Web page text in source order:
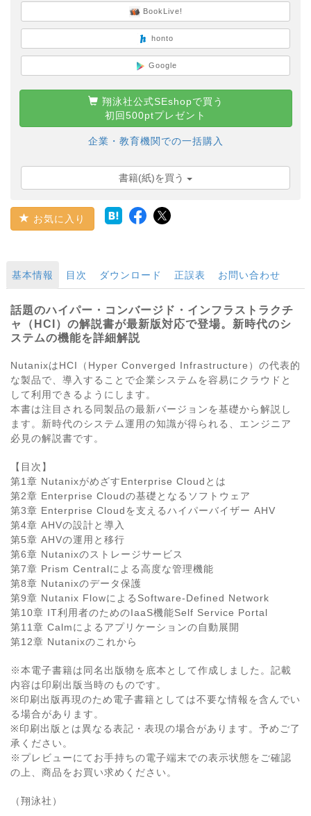
BookLive!
honto
Google
翔泳社公式SEshopで買う
初回500ptプレゼント
企業・教育機関での一括購入
書籍(紙)を買う
お気に入り
基本情報 目次 ダウンロード 正誤表 お問い合わせ
話題のハイパー・コンバージド・インフラストラクチ
ャ（HCI）の解説書が最新版対応で登場。新時代のシ
ステムの機能を詳細解説
NutanixはHCI（Hyper Converged Infrastructure）の代表的
な製品で、導入することで企業システムを容易にクラウドと
して利用できるようにします。
本書は注目される同製品の最新バージョンを基礎から解説し
ます。新時代のシステム運用の知識が得られる、エンジニア
必見の解説書です。
【目次】
第1章 NutanixがめざすEnterprise Cloudとは
第2章 Enterprise Cloudの基礎となるソフトウェア
第3章 Enterprise Cloudを支えるハイパーバイザー AHV
第4章 AHVの設計と導入
第5章 AHVの運用と移行
第6章 Nutanixのストレージサービス
第7章 Prism Centralによる高度な管理機能
第8章 Nutanixのデータ保護
第9章 Nutanix FlowによるSoftware-Defined Network
第10章 IT利用者のためのIaaS機能Self Service Portal
第11章 Calmによるアプリケーションの自動展開
第12章 Nutanixのこれから
※本電子書籍は同名出版物を底本として作成しました。記載
内容は印刷出版当時のものです。
※印刷出版再現のため電子書籍としては不要な情報を含んでい
る場合があります。
※印刷出版とは異なる表記・表現の場合があります。予めご了
承ください。
※プレビューにてお手持ちの電子端末での表示状態をご確認
の上、商品をお買い求めください。
（翔泳社）